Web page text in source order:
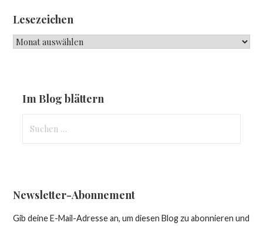
Lesezeichen
Lesezeichen
Im Blog blättern
nach:
Newsletter-Abonnement
Gib deine E-Mail-Adresse an, um diesen Blog zu abonnieren und